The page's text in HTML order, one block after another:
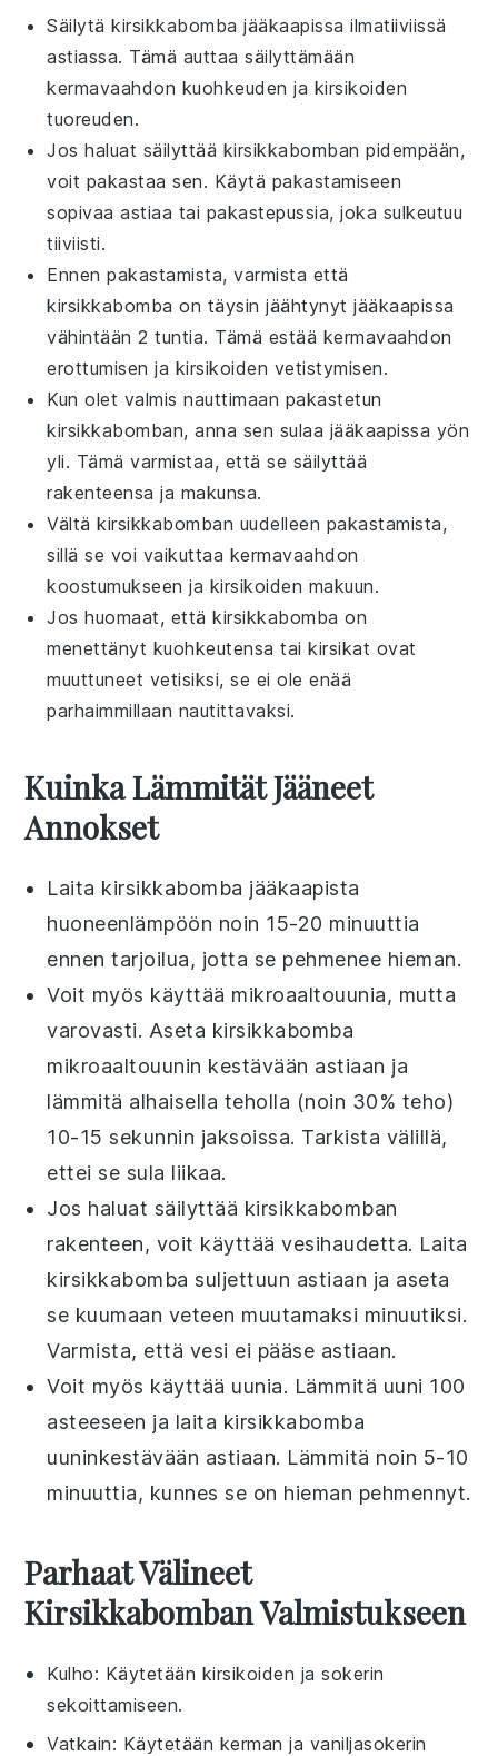
Säilytäkirsikkabomba jääkaapissa ilmatiiviissä
astiassa. Tämä auttaa säilyttämään
kermavaahdon kuohkeuden ja kirsikoiden
tuoreuden.
Jos haluat säilyttää kirsikkabomban pidempään,
voit pakastaa sen. Käytä pakastamiseen
sopivaa astiaa tai pakastepussia, joka sulkeutuu
tiiviisti.
Ennen pakastamista, varmista että
kirsikkabomba on täysin jäähtynyt jääkaapissa
vähintään 2 tuntia. Tämä estää kermavaahdon
erottumisen ja kirsikoiden vetistymisen.
Kun olet valmis nauttimaan pakastetun
kirsikkabomban, anna sen sulaa jääkaapissa yön
yli. Tämä varmistaa, että se säilyttää
rakenteensa ja makunsa.
Vältäkirsikkabomban uudelleen pakastamista,
sillä se voi vaikuttaa kermavaahdon
koostumukseen ja kirsikoiden makuun.
Jos huomaat, ettäkirsikkabomba on
menettänyt kuohkeutensa taikirsikat ovat
muuttuneet vetisiksi, se ei ole enää
parhaimmillaan nautittavaksi.
Kuinka Lämmität Jääneet
Annokset
Laita kirsikkabomba jääkaapista
huoneenlämpöön noin 15-20 minuuttia
ennen tarjoilua, jotta se pehmenee hieman.
Voit myös käyttää mikroaaltouunia, mutta
varovasti. Aseta kirsikkabomba
mikroaaltouunin kestävään astiaan ja
lämmitä alhaisella teholla (noin 30% teho)
10-15 sekunnin jaksoissa. Tarkista välillä,
ettei se sula liikaa.
Jos haluat säilyttää kirsikkabomban
rakenteen, voit käyttää vesihaudetta. Laita
kirsikkabomba suljettuun astiaan ja aseta
se kuumaan veteen muutamaksi minuutiksi.
Varmista, että vesi ei pääse astiaan.
Voit myös käyttää uunia. Lämmitä uuni 100
asteeseen ja laita kirsikkabomba
uuninkestävään astiaan. Lämmitä noin 5-10
minuuttia, kunnes se on hieman pehmennyt.
Parhaat Välineet
Kirsikkabomban Valmistukseen
Kulho: Käytetään kirsikoiden ja sokerin
sekoittamiseen.
Vatkain: Käytetään kerman ja vaniljasokerin